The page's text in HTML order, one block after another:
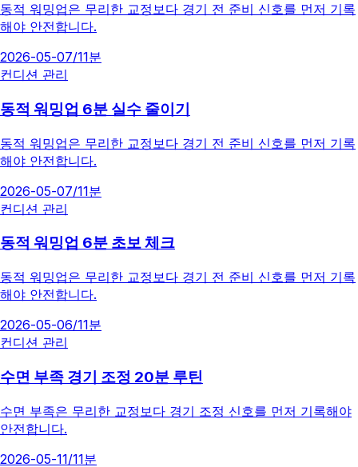
동적 워밍업은 무리한 교정보다 경기 전 준비 신호를 먼저 기록
해야 안전합니다.
2026-05-07/11분
컨디션 관리
동적 워밍업 6분 실수 줄이기
동적 워밍업은 무리한 교정보다 경기 전 준비 신호를 먼저 기록
해야 안전합니다.
2026-05-07/11분
컨디션 관리
동적 워밍업 6분 초보 체크
동적 워밍업은 무리한 교정보다 경기 전 준비 신호를 먼저 기록
해야 안전합니다.
2026-05-06/11분
컨디션 관리
수면 부족 경기 조정 20분 루틴
수면 부족은 무리한 교정보다 경기 조정 신호를 먼저 기록해야
안전합니다.
2026-05-11/11분